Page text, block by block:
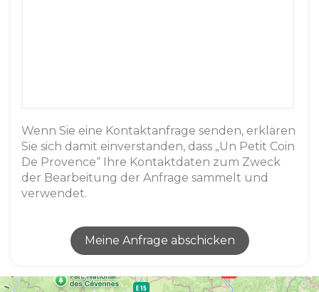
Wenn Sie eine Kontaktanfrage senden, erklären
Sie sich damit einverstanden, dass „Un Petit Coin
De Provence“ Ihre Kontaktdaten zum Zweck
der Bearbeitung der Anfrage sammelt und
verwendet.